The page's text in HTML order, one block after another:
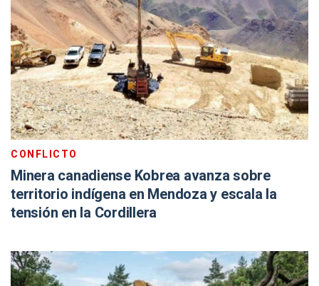
CONFLICTO
Minera canadiense Kobrea avanza sobre
territorio indígena en Mendoza y escala la
tensión en la Cordillera